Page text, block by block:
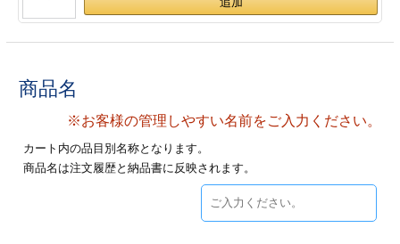
フォルダー
印刷
印刷
カード印刷
商品名
※お客様の管理しやすい名前をご入力ください。
カート内の品目別名称となります。
商品名は注文履歴と納品書に反映されます。